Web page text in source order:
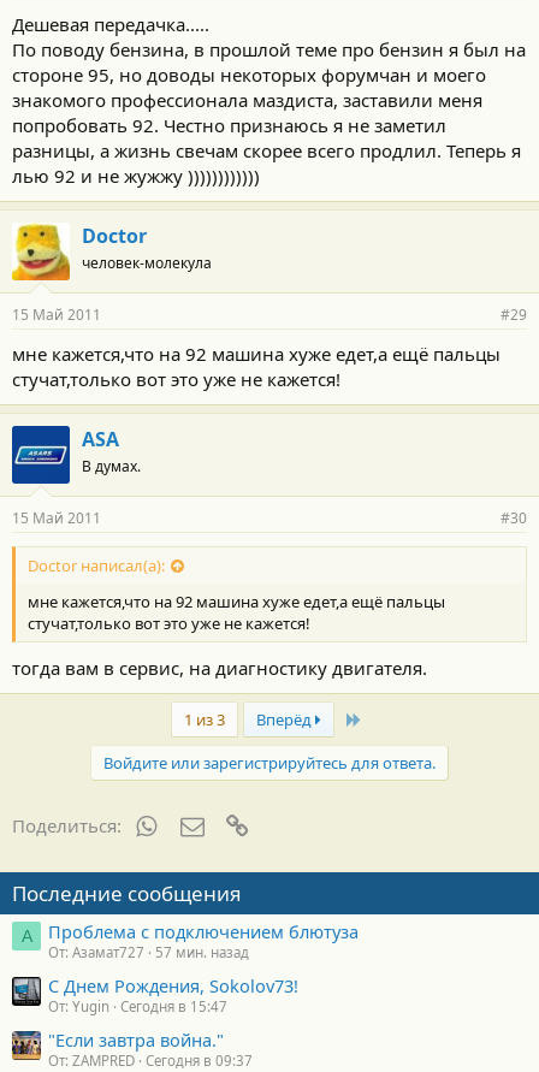
Дешевая передачка.....
По поводу бензина, в прошлой теме про бензин я был на
стороне 95, но доводы некоторых форумчан и моего
знакомого профессионала маздиста, заставили меня
попробовать 92. Честно признаюсь я не заметил
разницы, а жизнь свечам скорее всего продлил. Теперь я
лью 92 и не жужжу ))))))))))))
Doctor
человек-молекула
15 Май 2011 #29
мне кажется,что на 92 машина хуже едет,а ещё пальцы
стучат,только вот это уже не кажется!
ASA
В думах.
15 Май 2011 #30
Doctor написал(а):
мне кажется,что на 92 машина хуже едет,а ещё пальцы
стучат,только вот это уже не кажется!
тогда вам в сервис, на диагностику двигателя.
1 из 3 Вперёд Last
Войдите или зарегистрируйтесь для ответа.
Поделиться: WhatsAppЭлектронная почта
Последние сообщения
А Проблема с подключением блютуза
От: Азамат727 57 мин. назад
С Днем Рождения, Sokolov73!
От: Yugin Сегодня в 15:47
"Если завтра война."
От: ZAMPRED Сегодня в 09:37